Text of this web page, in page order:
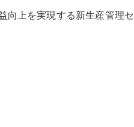
向上を実現する新生産管理セ